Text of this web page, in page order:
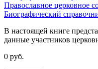
Православное церковное
Биографический
В настоящей книге
данные участников
0 руб.